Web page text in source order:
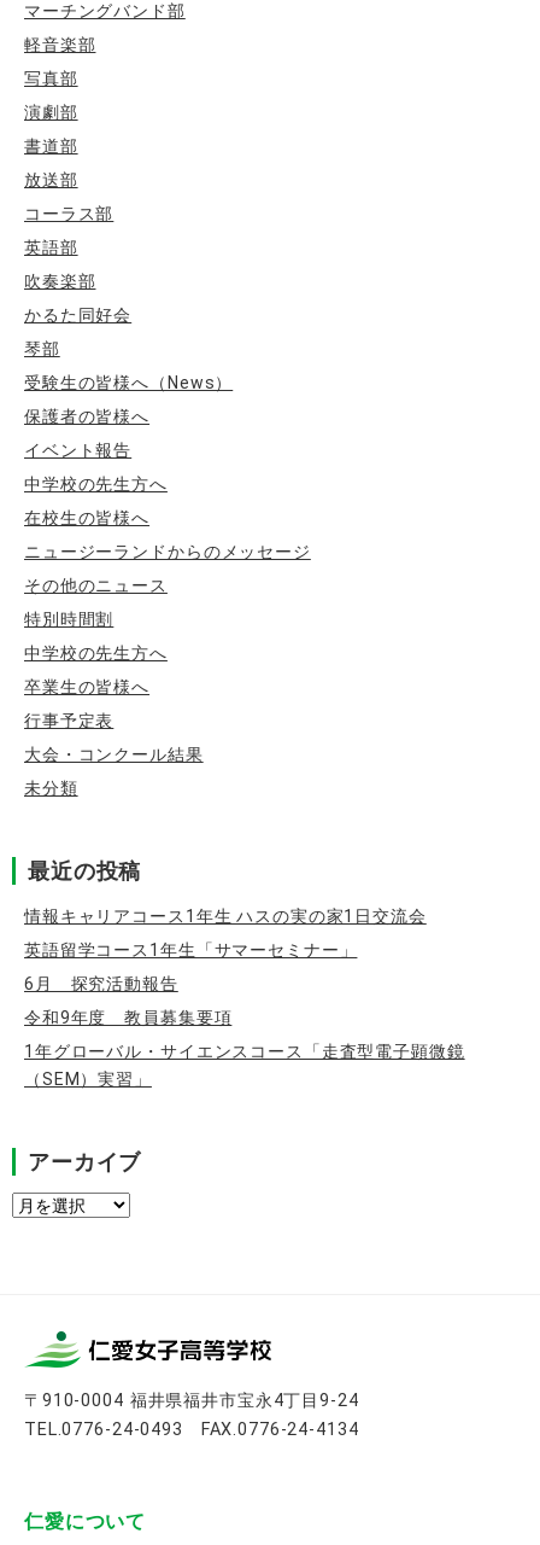
マーチングバンド部
軽音楽部
写真部
演劇部
書道部
放送部
コーラス部
英語部
吹奏楽部
かるた同好会
琴部
受験生の皆様へ（News）
保護者の皆様へ
イベント報告
中学校の先生方へ
在校生の皆様へ
ニュージーランドからのメッセージ
その他のニュース
特別時間割
中学校の先生方へ
卒業生の皆様へ
行事予定表
大会・コンクール結果
未分類
最近の投稿
情報キャリアコース1年生 ハスの実の家1日交流会
英語留学コース1年生「サマーセミナー」
6月 探究活動報告
令和9年度 教員募集要項
1年グローバル・サイエンスコース「走査型電子顕微鏡
（SEM）実習」
アーカイブ
ア
〒910-0004 福井県福井市宝永4丁目9-24
TEL.0776-24-0493 FAX.0776-24-4134
仁愛について